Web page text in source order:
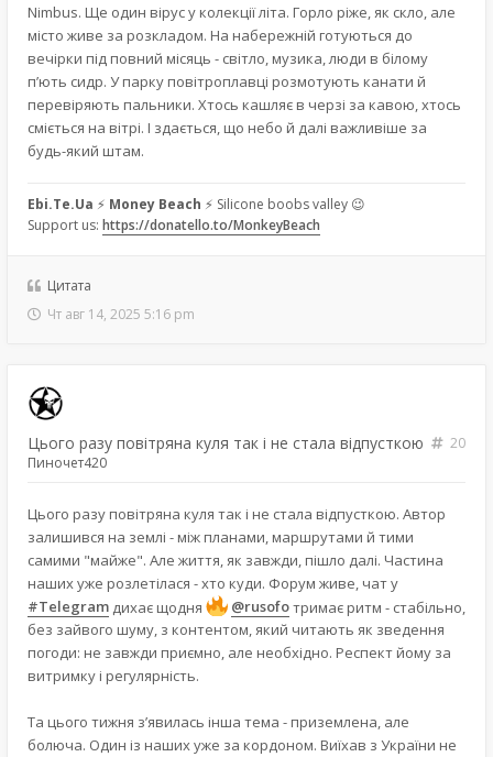
Nimbus. Ще один вірус у колекції літа. Горло ріже, як скло, але
місто живе за розкладом. На набережній готуються до
вечірки під повний місяць - світло, музика, люди в білому
п’ють сидр. У парку повітроплавці розмотують канати й
перевіряють пальники. Хтось кашляє в черзі за кавою, хтось
сміється на вітрі. І здається, що небо й далі важливіше за
будь-який штам.
Ebi.Te.Ua ⚡ Money Beach ⚡ Silicone boobs valley 😉
Support us: https://donatello.to/MonkeyBeach
Цитата
Чт авг 14, 2025 5:16 pm
Цього разу повітряна куля так і не стала відпусткою
20
Пиночет420
Цього разу повітряна куля так і не стала відпусткою. Автор
залишився на землі - між планами, маршрутами й тими
самими "майже". Але життя, як завжди, пішло далі. Частина
наших уже розлетілася - хто куди. Форум живе, чат у
#Telegram дихає щодня @rusofoтримає ритм - стабільно,
без зайвого шуму, з контентом, який читають як зведення
погоди: не завжди приємно, але необхідно. Респект йому за
витримку і регулярність.
Та цього тижня з’явилась інша тема - приземлена, але
болюча. Один із наших уже за кордоном. Виїхав з України не